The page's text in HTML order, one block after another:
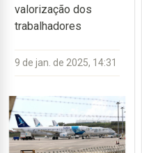
valorização dos
trabalhadores
9 de jan. de 2025, 14:31